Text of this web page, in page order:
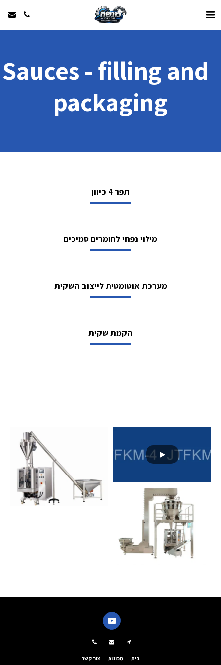
Sauces - filling and
packaging
תפר 4 כיוון
מילוי נפחי לחומרים סמיכים
מערכת אוטומטית לייצוב השקית
הקמת שקית
בית מכונות צור קשר